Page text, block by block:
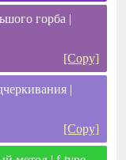
горба |
[Copy]
|
[Copy]